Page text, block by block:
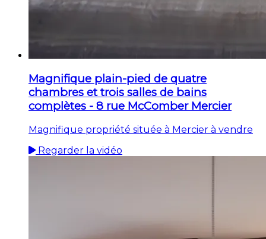
Magnifique plain-pied de quatre
chambres et trois salles de bains
complètes - 8 rue McComber Mercier
Magnifique propriété située à Mercier à vendre
Regarder la vidéo